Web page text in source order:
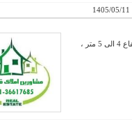
1405/05/11
فروش ویژه یک کارخانه تولید جرثقیل ( جرثقیل خودرویی و سیار ) با عرصه 16000 متر با حصار دورتادور سنگی به ارتفاع 4 الی 5 متر ،